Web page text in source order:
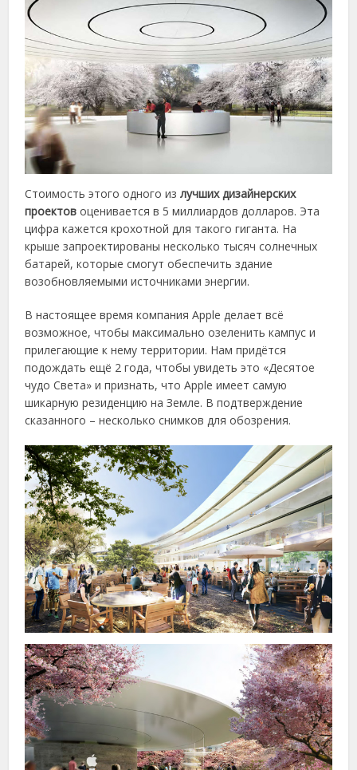
Стоимость этого одного излучших дизайнерских
проектов оценивается в 5 миллиардов долларов. Эта
цифра кажется крохотной для такого гиганта. На
крыше запроектированы несколько тысяч солнечных
батарей, которые смогут обеспечить здание
возобновляемыми источниками энергии.
В настоящее время компания Apple делает всё
возможное, чтобы максимально озеленить кампус и
прилегающие к нему территории. Нам придётся
подождать ещё 2 года, чтобы увидеть это «Десятое
чудо Света» и признать, что Apple имеет самую
шикарную резиденцию на Земле. В подтверждение
сказанного – несколько снимков для обозрения.